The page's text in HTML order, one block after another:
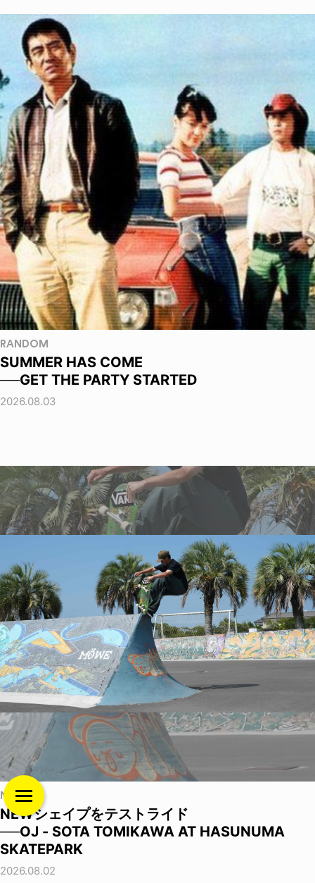
RANDOM
SUMMER HAS COME
──GET THE PARTY STARTED
2026.08.03
NEWS
NEWシェイプをテストライド
──OJ - SOTA TOMIKAWA AT HASUNUMA
SKATEPARK
2026.08.02